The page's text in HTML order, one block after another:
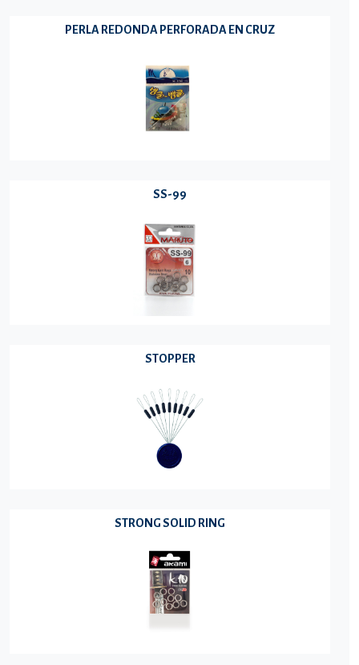
PERLA REDONDA PERFORADA EN CRUZ
SS-99
STOPPER
STRONG SOLID RING